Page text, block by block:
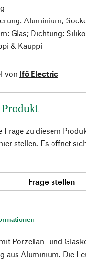
Porzellan- und
aus Aluminium. Die
Aluminium;
Glas; Dichtung:
& Kauppi
von Ifö Electric
Produkt
Frage zu diesem
stellen. Es öffnet
Frage stellen